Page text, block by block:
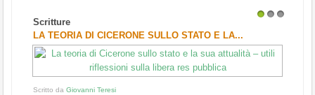
Scritture
LA TEORIA DI CICERONE SULLO STATO E LA...
Scritto da Giovanni Teresi